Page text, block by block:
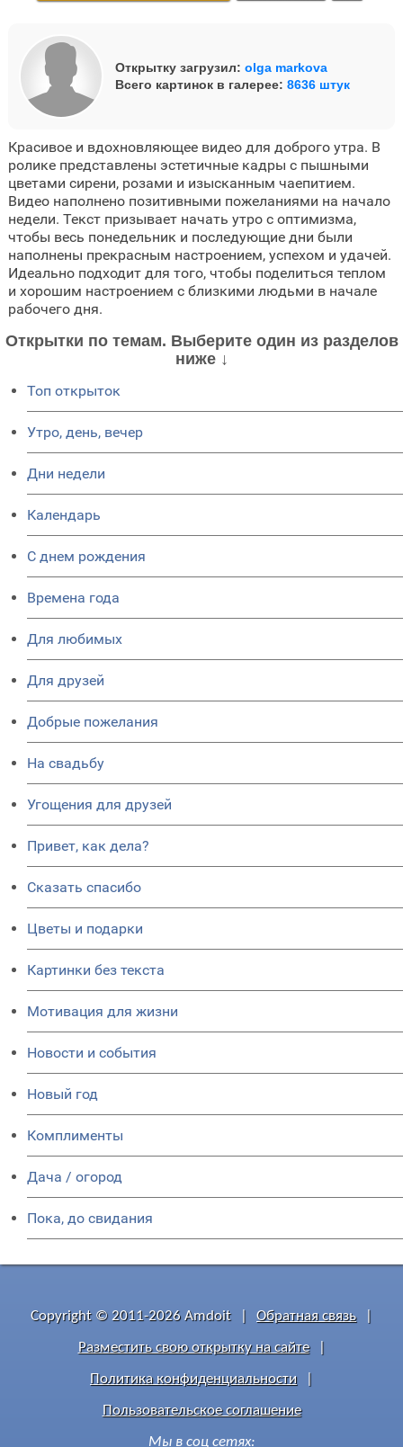
Открытку загрузил: olga markova
Всего картинок в галерее: 8636 штук
Красивое и вдохновляющее видео для доброго утра. В
ролике представлены эстетичные кадры с пышными
цветами сирени, розами и изысканным чаепитием.
Видео наполнено позитивными пожеланиями на начало
недели. Текст призывает начать утро с оптимизма,
чтобы весь понедельник и последующие дни были
наполнены прекрасным настроением, успехом и удачей.
Идеально подходит для того, чтобы поделиться теплом
и хорошим настроением с близкими людьми в начале
рабочего дня.
Открытки по темам. Выберите один из разделов
ниже ↓
Топ открыток
Утро, день, вечер
Дни недели
Календарь
C днем рождения
Времена года
Для любимых
Для друзей
Добрые пожелания
На свадьбу
Угощения для друзей
Привет, как дела?
Сказать спасибо
Цветы и подарки
Картинки без текста
Мотивация для жизни
Новости и события
Новый год
Комплименты
Дача / огород
Пока, до свидания
Copyright © 2011-2026 Amdoit Обратная связь
Разместить свою открытку на сайте
Политика конфиденциальности
Пользовательское соглашение
Мы в соц сетях: